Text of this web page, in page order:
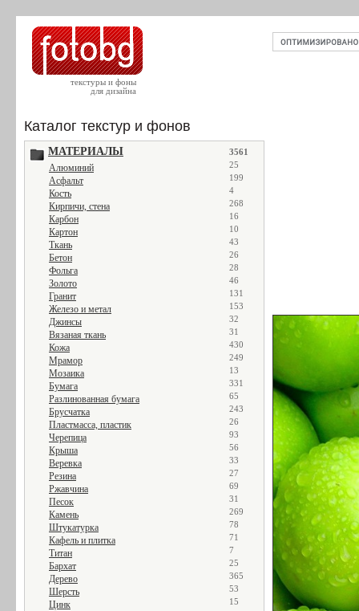
текстуры и фоны
для дизайна
Каталог текстур и фонов
МАТЕРИАЛЫ 3561
Алюминий 25
Асфальт 199
Кость 4
Кирпичи, стена 268
Карбон 16
Картон 10
Ткань 43
Бетон 26
Фольга 28
Золото 46
Гранит 131
Железо и метал 153
Джинсы 32
Вязаная ткань 31
Кожа 430
Мрамор 249
Мозаика 13
Бумага 331
Разлинованная бумага 65
Брусчатка 243
Пластмасса, пластик 26
Черепица 93
Крыша 56
Веревка 33
Резина 27
Ржавчина 69
Песок 31
Камень 269
Штукатурка 78
Кафель и плитка 71
Титан 7
Бархат 25
Дерево 365
Шерсть 53
Цинк 15